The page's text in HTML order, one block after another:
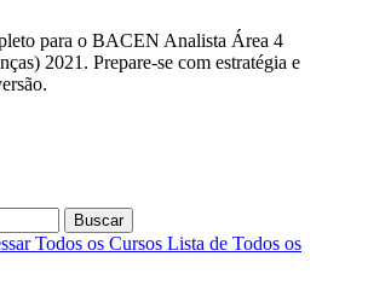
para o BACEN Analista Área 4
2021. Prepare-se com estratégia e
Buscar
Todos os Cursos Lista de Todos os